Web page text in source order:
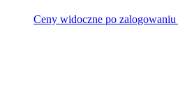
Ceny widoczne po zalogowaniu